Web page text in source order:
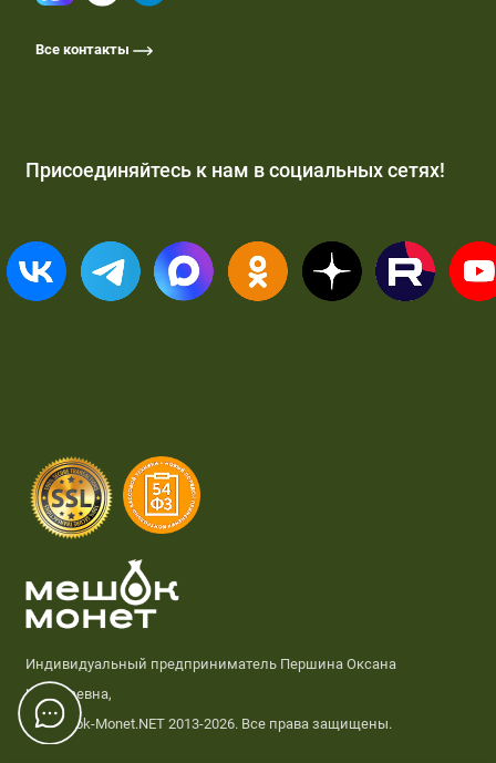
Все контакты
Присоединяйтесь к нам в социальных сетях!
Индивидуальный предприниматель Першина Оксана
Николаевна,
© Meshok-Monet.NET 2013-2026. Все права защищены.